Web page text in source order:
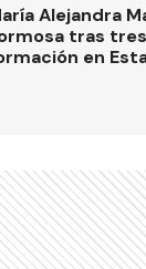
Alejandra
tras
en